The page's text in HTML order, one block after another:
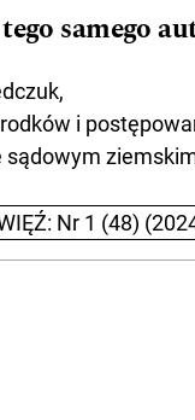
samego
i
sądowym
WIĘŹ: Nr 1 (48)